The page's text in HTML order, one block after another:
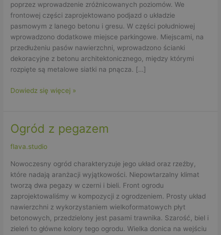
poprzez wprowadzenie zróżnicowanych poziomów. We
frontowej części zaprojektowano podjazd o układzie
pasmowym z lanego betonu i gresu. W części południowej
wprowadzono dodatkowe miejsce parkingowe. Miejscami, na
przedłużeniu pasów nawierzchni, wprowadzono ścianki
dekoracyjne z betonu architektonicznego, między którymi
rozpięte są metalowe siatki na pnącza. […]
Dowiedz się więcej »
Ogród z pegazem
flava.studio
Nowoczesny ogród charakteryzuje jego układ oraz rzeźby,
które nadają aranżacji wyjątkowości. Niepowtarzalny klimat
tworzą dwa pegazy w czerni i bieli. Front ogrodu
zaprojektowaliśmy w kompozycji z ogrodzeniem. Prosty układ
nawierzchni z wykorzystaniem wielkoformatowych płyt
betonowych, przedzielony jest pasami trawnika. Szarość, biel i
zieleń to główne kolory tego ogrodu. Wielka donica na wejściu
Ogród
pegazem